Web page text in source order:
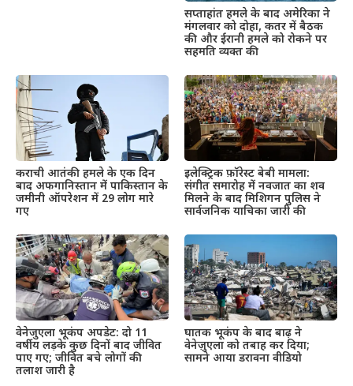
सप्ताहांत हमले के बाद अमेरिका ने
मंगलवार को दोहा, कतर में बैठक
की और ईरानी हमले को रोकने पर
सहमति व्यक्त की
कराची आतंकी हमले के एक दिन
बाद अफगानिस्तान में पाकिस्तान के
जमीनी ऑपरेशन में 29 लोग मारे
गए
इलेक्ट्रिक फ़ॉरेस्ट बेबी मामला:
संगीत समारोह में नवजात का शव
मिलने के बाद मिशिगन पुलिस ने
सार्वजनिक याचिका जारी की
वेनेजुएला भूकंप अपडेट: दो 11
वर्षीय लड़के कुछ दिनों बाद जीवित
पाए गए; जीवित बचे लोगों की
तलाश जारी है
घातक भूकंप के बाद बाढ़ ने
वेनेज़ुएला को तबाह कर दिया;
सामने आया डरावना वीडियो